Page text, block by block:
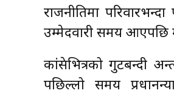
राजनीतिमा
उम्मेदवारी समय आएपछि
कांग्रेसभित्रको
पछिल्लो समय